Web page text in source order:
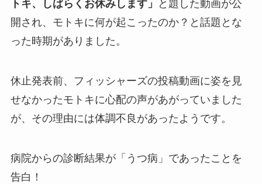
トキ、しばらくお休みします」
と題した動画が公
開され、モトキに何が起こったのか？と話題とな
った時期がありました。
休止発表前、フィッシャーズの投稿動画に姿を見
せなかったモトキに心配の声があがっていました
が、その理由には体調不良があったようです。
病院からの診断結果が「うつ病」であったことを
告白！